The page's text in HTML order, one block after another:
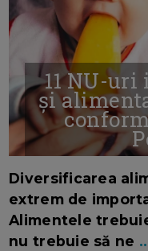
11 NU-
și
Diversificarea
extrem de
Alimentele
nu trebuie să ne